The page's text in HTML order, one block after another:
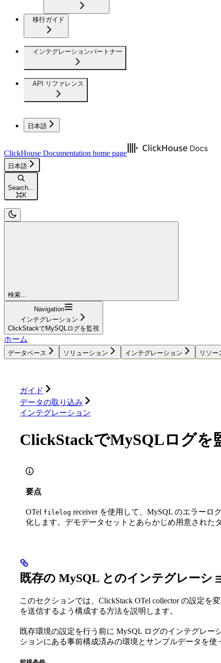
移行ガイド
インテグレーションパートナー
API リファレンス
日本語
ClickHouse Documentation home page
日本語
Search...
⌘K
検索...
Navigation
インテグレーション
ClickStackでMySQLログを監視
ホーム
データベース ソリューション インテグレーション リソー
ガイド
データの取り込み
インテグレーション
ClickStackでMySQLログを
要点
OTel filelog receiver を使用して、MySQL のエラーロ
化します。デモデータセットとあらかじめ用意された
既存の MySQL とのインテグレーシ
このセクションでは、ClickStack OTel collector の設定を
を送信するよう構成する方法を説明します。
既存環境の設定を行う前に MySQL ログのインテグレー
ションにある事前構成済みの環境とサンプルデータを使